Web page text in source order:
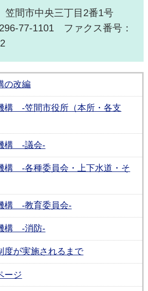
間市中央三丁目2番1号
77-1101 ファクス番号：
の改編
構 -笠間市役所（本所・各支
構 -議会-
構 -各種委員会・上下水道・そ
構 -教育委員会-
構 -消防-
度が実施されるまで
ージ